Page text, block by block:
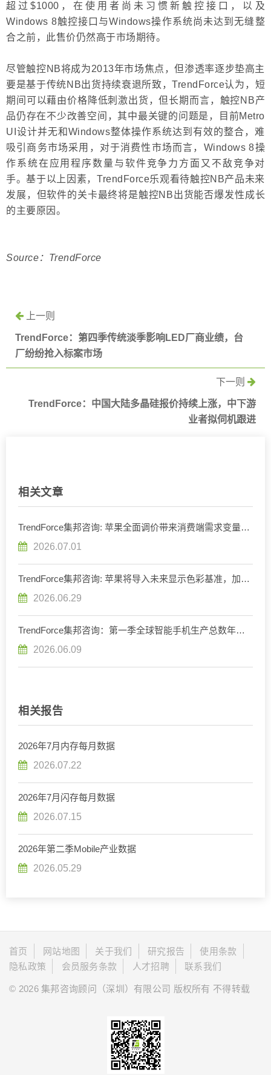
超过$1000，在使用者尚未习惯新触控接口，以及
Windows 8触控接口与Windows操作系统尚未达到无缝整
合之前，此售价仍然高于市场期待。
尽管触控NB将成为2013年市场焦点，但渗透率逐步垫高主
要是基于传统NB出货持续衰退所致，TrendForce认为，短
期间可以藉由价格降低刺激出货，但长期而言，触控NB产
品仍存在不少改善空间，其中最关键的问题是，目前Metro
UI设计并无和Windows整体操作系统达到有效的整合，难
吸引商务市场采用，对于消费性市场而言，Windows 8操
作系统在应用程序数量与软件竞争力方面又不敌竞争对
手。基于以上因素，TrendForce乐观看待触控NB产品未来
发展，但软件的关卡最终将是触控NB出货能否爆发性成长
的主要原因。
Source：TrendForce
上一则
TrendForce：第四季传统淡季影响LED厂商业绩，台
厂纷纷抢入标案市场
下一则
TrendForce：中国大陆多晶硅报价持续上涨，中下游
业者拟伺机跟进
相关文章
TrendForce集邦咨询: 苹果全面调价带来消费端需求变量，
2026.07.01
TrendForce集邦咨询: 苹果将导入未来显示色彩基准，加速
2026.06.29
TrendForce集邦咨询：第一季全球智能手机生产总数年减
2026.06.09
相关报告
2026年7月内存每月数据
2026.07.22
2026年7月闪存每月数据
2026.07.15
2026年第二季Mobile产业数据
2026.05.29
首页 网站地图 关于我们 研究报告
使用条款
隐私政策
会员服务条款 人才招聘 联系我们
© 2026 集邦咨询顾问（深圳）有限公司 版权所有 不得转载